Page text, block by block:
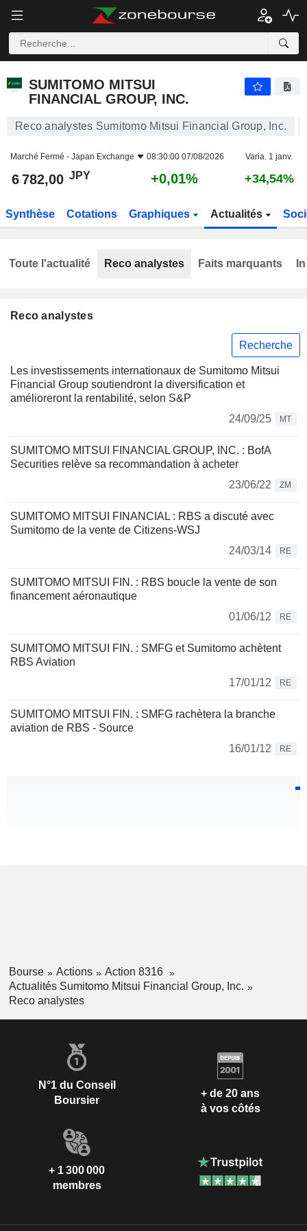
SUMITOMO MITSUI
FINANCIAL GROUP, INC.
Reco analystes Sumitomo Mitsui Financial Group, Inc.
Marché Fermé - Japan Exchange 08:30:00 07/08/2026 Varia. 1 janv.
6 782,00 JPY +0,01% +34,54%
Synthèse Cotations Graphiques Actualités
Reco analystes
Recherche
Les investissements internationaux de Sumitomo Mitsui
Financial Group soutiendront la diversification et
amélioreront la rentabilité, selon S&P
24/09/25
MT
SUMITOMO MITSUI FINANCIAL GROUP, INC. : BofA
Securities relève sa recommandation à acheter
23/06/22
ZM
SUMITOMO MITSUI FINANCIAL : RBS a discuté avec
Sumitomo de la vente de Citizens-WSJ
24/03/14
RE
SUMITOMO MITSUI FIN. : RBS boucle la vente de son
financement aéronautique
01/06/12
RE
SUMITOMO MITSUI FIN. : SMFG et Sumitomo achètent
RBS Aviation
17/01/12
RE
SUMITOMO MITSUI FIN. : SMFG rachètera la branche
aviation de RBS - Source
16/01/12
RE
Toute l'actualité Reco analystes Faits marquants
Bourse Actions
Action 8316
Actualités Sumitomo Mitsui Financial Group, Inc.
Reco analystes
N°1 du Conseil
Boursier
+ de 20 ans
à vos côtés
+ 1 300 000
membres